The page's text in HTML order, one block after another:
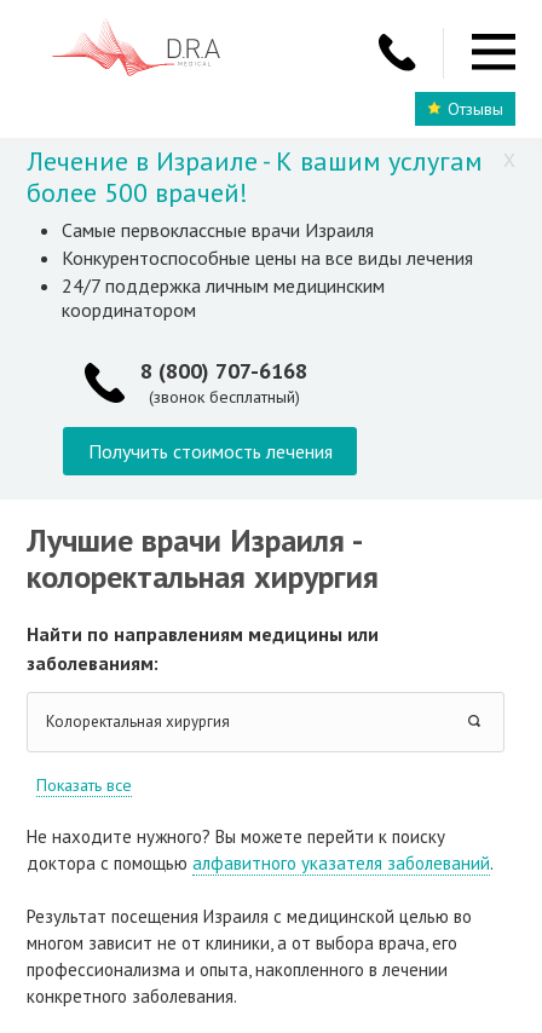
Отзывы
X
Лечение в Израиле - К вашим услугам
более 500 врачей!
Самые первоклассные врачи Израиля
Конкурентоспособные цены на все виды лечения
24/7 поддержка личным медицинским
координатором
8 (800) 707-6168
(звонок бесплатный)
Получить стоимость лечения
Лучшие врачи Израиля -
колоректальная хирургия
Найти по направлениям медицины или
заболеваниям:
Колоректальная хирургия
Показать все
Не находите нужного? Вы можете перейти к поиску
доктора с помощьюалфавитного указателя заболеваний.
Результат посещения Израиля с медицинской целью во
многом зависит не от клиники, а от выбора врача, его
профессионализма и опыта, накопленного в лечении
конкретного заболевания.